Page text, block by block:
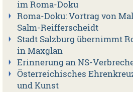
im Roma-Doku
Roma-Doku: Vortrag von
Salm-Reifferscheidt
Stadt Salzburg übernimmt
in Maxglan
Erinnerung an NS-
Österreichisches
und Kunst